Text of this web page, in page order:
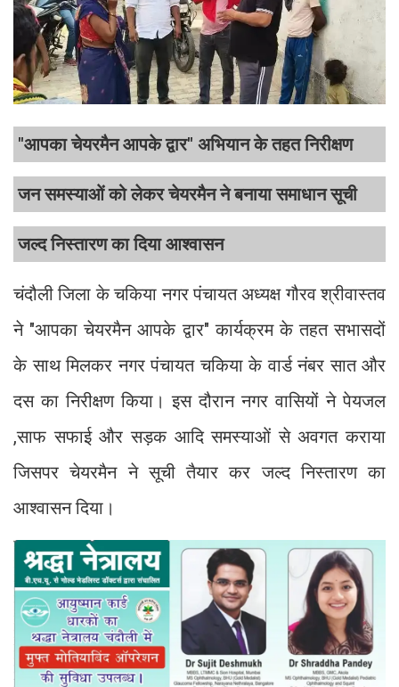
"आपका चेयरमैन आपके द्वार" अभियान के तहत निरीक्षण
जन समस्याओं को लेकर चेयरमैन ने बनाया समाधान सूची
जल्द निस्तारण का दिया आश्वासन
चंदौली जिला के चकिया नगर पंचायत अध्यक्ष गौरव श्रीवास्तव
ने "आपका चेयरमैन आपके द्वार" कार्यक्रम के तहत सभासदों
के साथ मिलकर नगर पंचायत चकिया के वार्ड नंबर सात और
दस का निरीक्षण किया। इस दौरान नगर वासियों ने पेयजल
,साफ सफाई और सड़क आदि समस्याओं से अवगत कराया
जिसपर चेयरमैन ने सूची तैयार कर जल्द निस्तारण का
आश्वासन दिया।